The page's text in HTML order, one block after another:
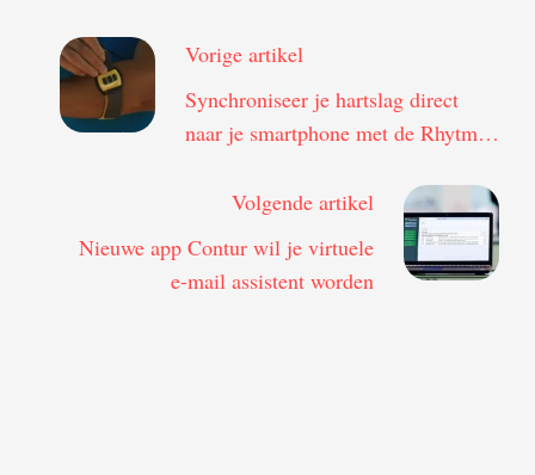
Vorige artikel
Synchroniseer je hartslag direct
naar je smartphone met de Rhytm
Volgende artikel
Nieuwe app Contur wil je virtuele
e-mail assistent worden